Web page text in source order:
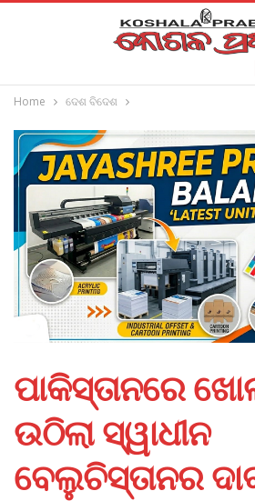
Home ଦେଶ ବିଦେଶ
ପାକିସ୍ତାନରେ
ଉଠିଲା ସ୍ୱାଧୀନ
ବେଲୁଚିସ୍ତାନର